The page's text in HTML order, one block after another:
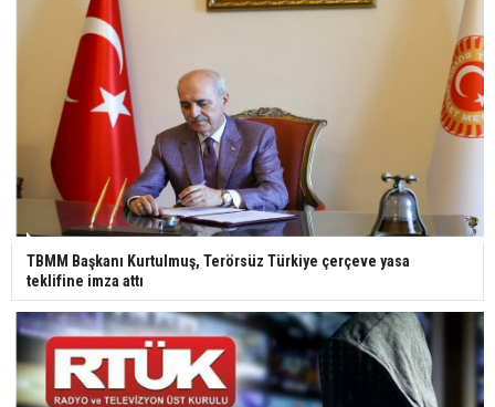
TBMM Başkanı Kurtulmuş, Terörsüz Türkiye çerçeve yasa
teklifine imza attı